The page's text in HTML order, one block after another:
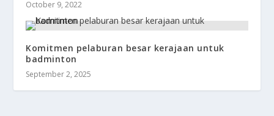
October 9, 2022
Komitmen pelaburan besar kerajaan untuk
badminton
September 2, 2025